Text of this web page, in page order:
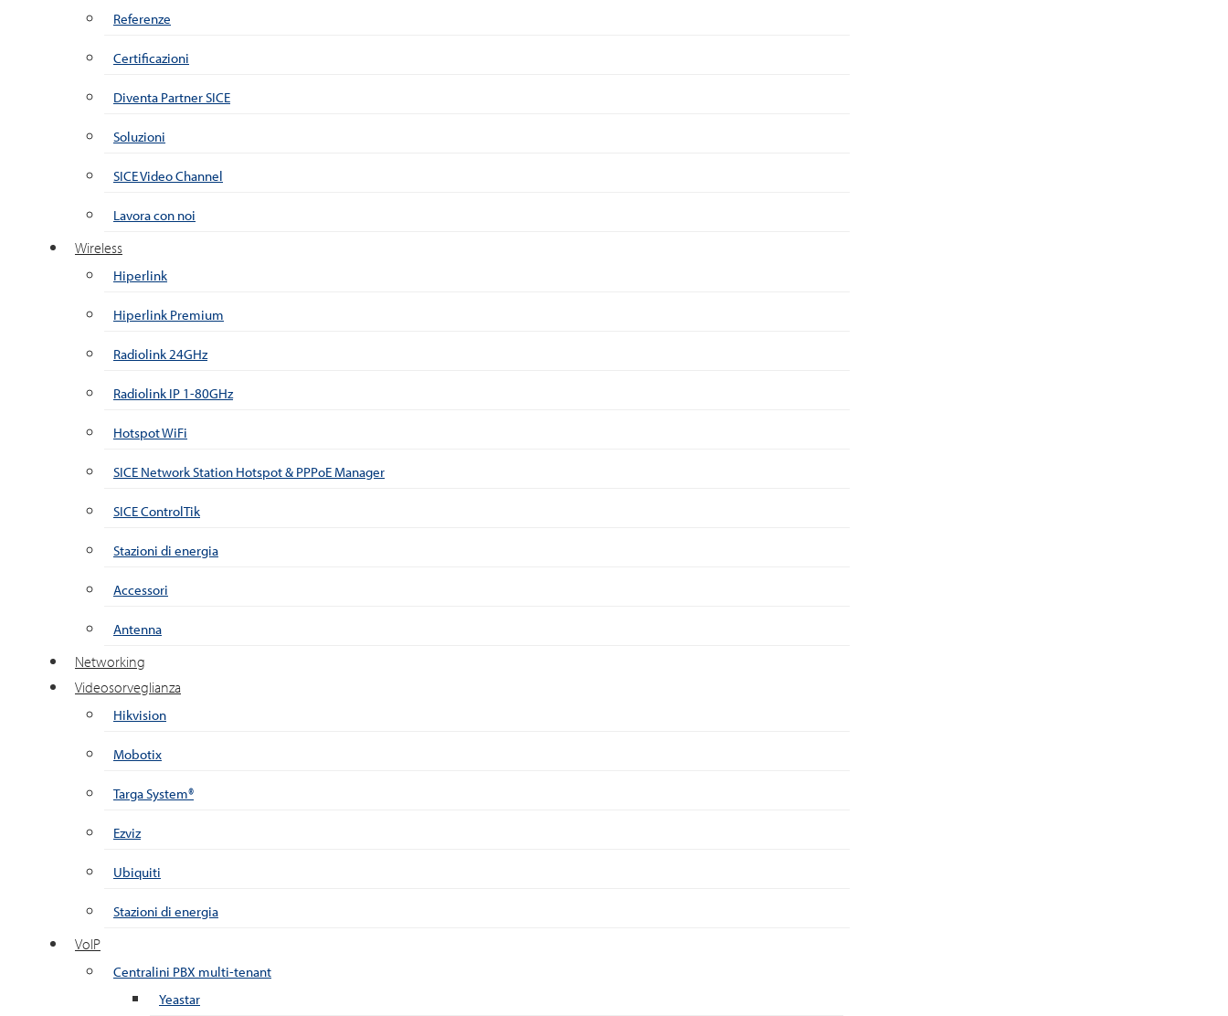
Referenze
Certificazioni
Diventa Partner SICE
Soluzioni
SICE Video Channel
Lavora con noi
Wireless
Hiperlink
Hiperlink Premium
Radiolink 24GHz
Radiolink IP 1-80GHz
Hotspot WiFi
SICE Network Station Hotspot & PPPoE Manager
SICE ControlTik
Stazioni di energia
Accessori
Antenna
Networking
Videosorveglianza
Hikvision
Mobotix
Targa System®
Ezviz
Ubiquiti
Stazioni di energia
VoIP
Centralini PBX multi-tenant
Yeastar